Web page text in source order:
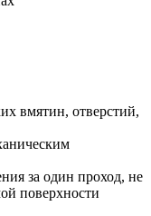
вмятин, отверстий,
за один проход, не
поверхности